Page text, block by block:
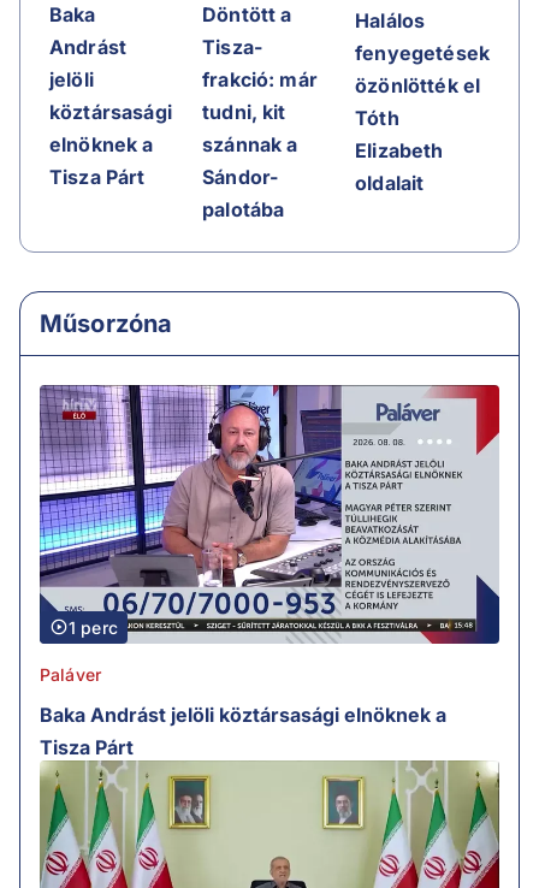
Baka
Andrást
jelöli
köztársasági
elnöknek a
Tisza Párt
Döntött a
Tisza-
frakció: már
tudni, kit
szánnak a
Sándor-
palotába
Halálos
fenyegetések
özönlötték el
Tóth
Elizabeth
oldalait
Műsorzóna
1 perc
Paláver
Baka Andrást jelöli köztársasági elnöknek a
Tisza Párt